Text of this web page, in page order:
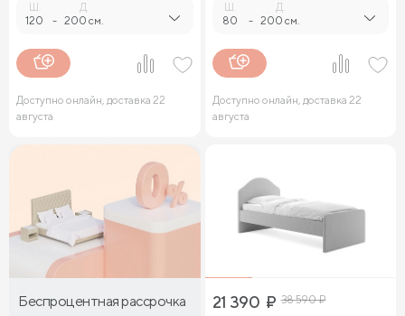
120 -
Д.
200 см.
Доступно онлайн, доставка 22
августа
80 -
Д.
200 см.
Доступно онлайн, доставка 22
августа
Беспроцентная рассрочка 21 390 ₽ 38 590₽